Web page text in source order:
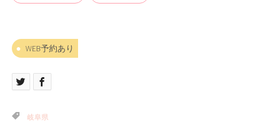
WEB予約あり
岐阜県